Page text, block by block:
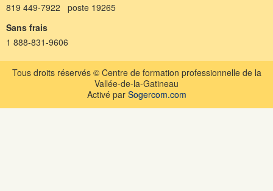
819 449-7922 poste 19265
Sans frais
1 888-831-9606
Tous droits réservés © Centre de formation professionnelle de la
Vallée-de-la-Gatineau
Activé par Sogercom.com